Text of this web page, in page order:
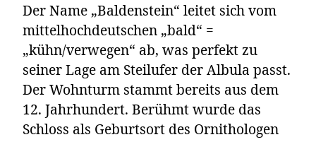
Der Name „Baldenstein“ leitet sich vom
mittelhochdeutschen „bald“ =
„kühn/verwegen“ ab, was perfekt zu
seiner Lage am Steilufer der Albula passt.
Der Wohnturm stammt bereits aus dem
12. Jahrhundert. Berühmt wurde das
Schloss als Geburtsort des Ornithologen